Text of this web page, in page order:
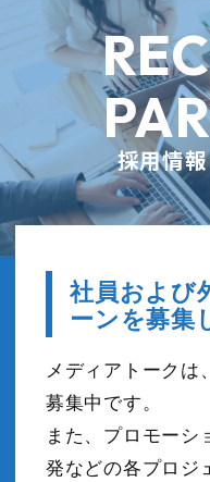
採用情報
社員および
ーンを募集
メディアトークは
募集中です。
また、プロモーシ
発などの各プロジ